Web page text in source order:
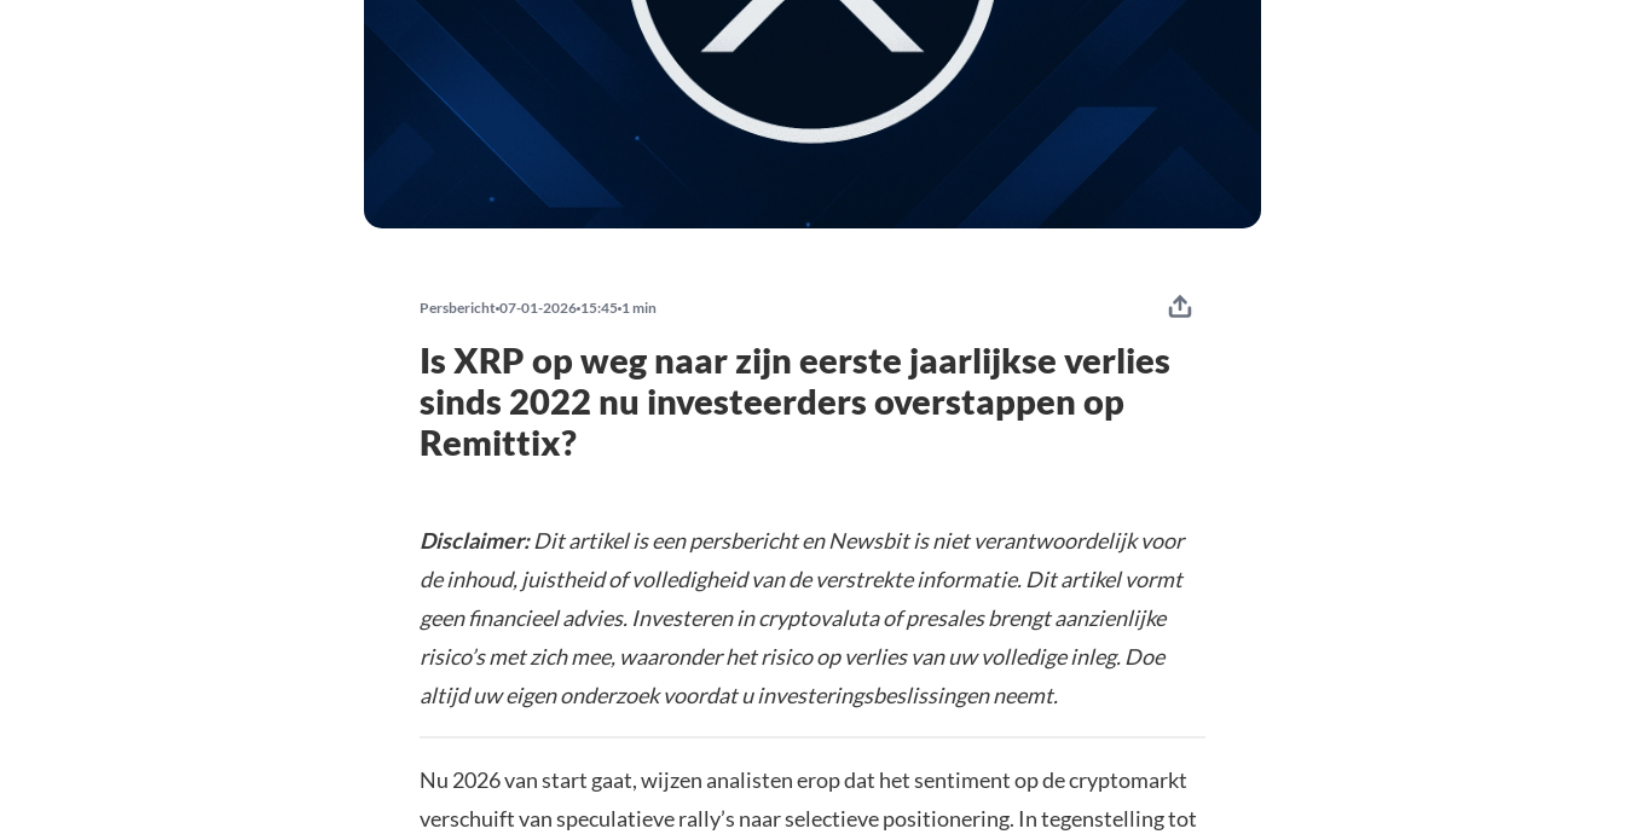
Persbericht 07-01-2026 15:45 1 min
Is XRP op weg naar zijn eerste jaarlijkse verlies
sinds 2022 nu investeerders overstappen op
Remittix?
Disclaimer:Dit artikel is een persbericht en Newsbit is niet verantwoordelijk voor
de inhoud, juistheid of volledigheid van de verstrekte informatie. Dit artikel vormt
geen financieel advies. Investeren in cryptovaluta of presales brengt aanzienlijke
risico’s met zich mee, waaronder het risico op verlies van uw volledige inleg. Doe
altijd uw eigen onderzoek voordat u investeringsbeslissingen neemt.
Nu 2026 van start gaat, wijzen analisten erop dat het sentiment op de cryptomarkt
verschuift van speculatieve rally’s naar selectieve positionering. In tegenstelling tot